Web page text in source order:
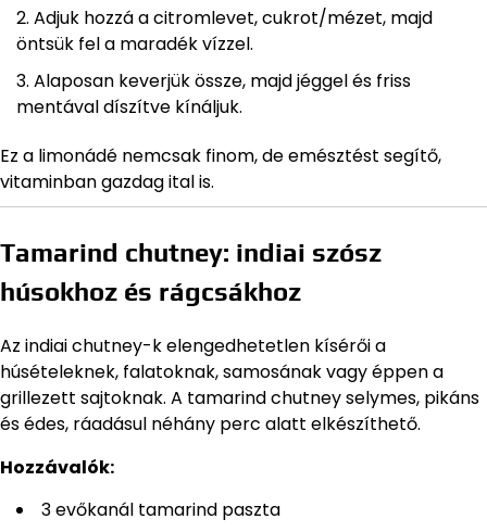
Adjuk hozzá a citromlevet, cukrot/mézet, majd
öntsük fel a maradék vízzel.
Alaposan keverjük össze, majd jéggel és friss
mentával díszítve kínáljuk.
Ez a limonádé nemcsak finom, de emésztést segítő,
vitaminban gazdag ital is.
Tamarind chutney: indiai szósz
húsokhoz és rágcsákhoz
Az indiai chutney-k elengedhetetlen kísérői a
húsételeknek, falatoknak, samosának vagy éppen a
grillezett sajtoknak. A tamarind chutney selymes, pikáns
és édes, ráadásul néhány perc alatt elkészíthető.
Hozzávalók:
3 evőkanál tamarind paszta